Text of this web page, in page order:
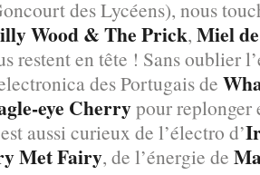
des Lycéens), nous
Wood & The Prick, Miel
restent en tête ! Sans oublier
des Portugais de
eye Cherrypour replonger
aussi curieux de l’électro d’
Met Fairy, de l’énergie de